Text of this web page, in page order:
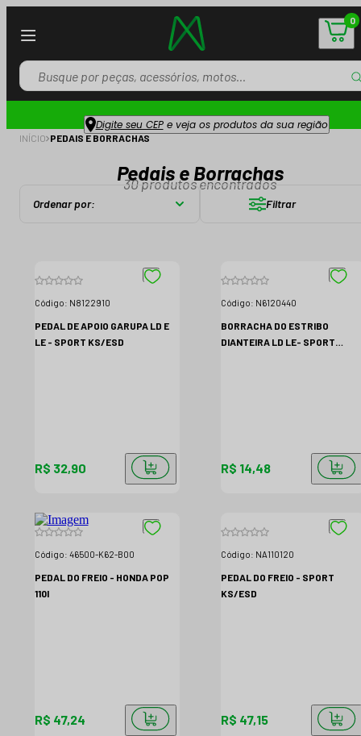
0
Digite seu CEPe veja os produtos da sua região
INÍCIO PEDAIS E BORRACHAS
Pedais e Borrachas
30produtos encontrados
Ordenar por: Filtrar
Código: N8122910
PEDAL DE APOIO GARUPA LD E
LE - SPORT KS/ESD
R$ 32,90
Código: N6120440
BORRACHA DO ESTRIBO
DIANTEIRA LD LE- SPORT
R$ 14,48
Código: 46500-K62-B00
PEDAL DO FREIO - HONDA POP
110I
R$ 47,24
Código: NA110120
PEDAL DO FREIO - SPORT
KS/ESD
R$ 47,15